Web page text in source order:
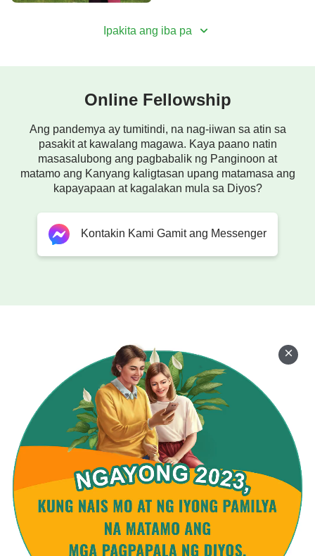
nang mailigtas sa masasamang gawain nila,
nang mapatawad, parusa'y maiwasan.
Ngunit ang hari ng Ninive'y inakay ang sakop niya
sa Diyos,
tumalikod sa karahasan at kasamaan.
Isinuko niya rin ang trono,
Hari ng Ninive tunay ang pagsisisi,
nagampanan gawain ng isang hari.
Ginawa niya'y mahirap para sa ibang hari,
'di pa nagawa sa kasaysayan.
Karapat-dapat gunitain at tularan ng tao.
III
Pambihirang himala sa kasaysayan!
Ipakita ang iba pa
Online Fellowship
Ang pandemya ay tumitindi, na nag-iiwan sa atin sa
pasakit at kawalang magawa. Kaya paano natin
masasalubong ang pagbabalik ng Panginoon at
matamo ang Kanyang kaligtasan upang matamasa ang
kapayapaan at kagalakan mula sa Diyos?
Kontakin Kami Gamit ang Messenger